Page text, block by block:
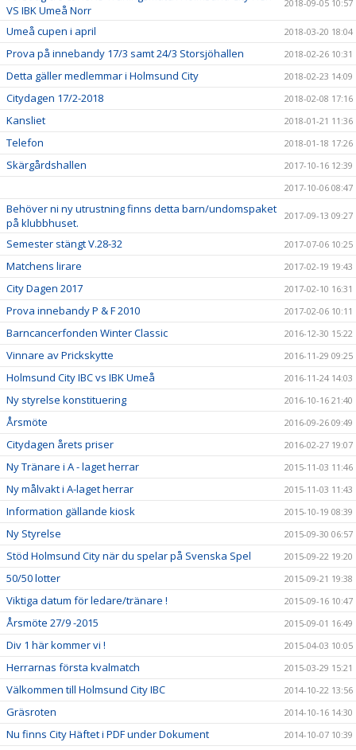
VS IBK Umeå Norr
2018-09-05 10:57
Umeå cupen i april 2018-03-20 18:04
Prova på innebandy 17/3 samt 24/3 Storsjöhallen 2018-02-26 10:31
Detta gäller medlemmar i Holmsund City 2018-02-23 14:09
Citydagen 17/2-2018 2018-02-08 17:16
Kansliet 2018-01-21 11:36
Telefon 2018-01-18 17:26
Skärgårdshallen
2017-10-16 12:39
2017-10-06 08:47
Behöver ni ny utrustning finns detta barn/undomspaket
på klubbhuset.
2017-09-13 09:27
Semester stängt V.28-32 2017-07-06 10:25
Matchens lirare 2017-02-19 19:43
City Dagen 2017 2017-02-10 16:31
Prova innebandy P & F 2010 2017-02-06 10:11
Barncancerfonden Winter Classic 2016-12-30 15:22
Vinnare av Prickskytte 2016-11-29 09:25
Holmsund City IBC vs IBK Umeå 2016-11-24 14:03
Ny styrelse konstituering 2016-10-16 21:40
Årsmöte 2016-09-26 09:49
Citydagen årets priser 2016-02-27 19:07
Ny Tränare i A - laget herrar 2015-11-03 11:46
Ny målvakt i A-laget herrar 2015-11-03 11:43
Information gällande kiosk 2015-10-19 08:39
Ny Styrelse 2015-09-30 06:57
Stöd Holmsund City när du spelar på Svenska Spel 2015-09-22 19:20
50/50 lotter 2015-09-21 19:38
Viktiga datum för ledare/tränare ! 2015-09-16 10:47
Årsmöte 27/9 -2015 2015-09-01 16:49
Div 1 här kommer vi ! 2015-04-03 10:05
Herrarnas första kvalmatch 2015-03-29 15:21
Välkommen till Holmsund City IBC 2014-10-22 13:56
Gräsroten 2014-10-16 14:30
Nu finns City Häftet i PDF under Dokument 2014-10-07 10:39